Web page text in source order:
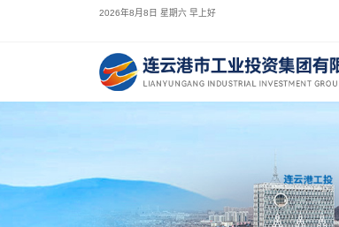
2026年8月8日 星期六 早上好